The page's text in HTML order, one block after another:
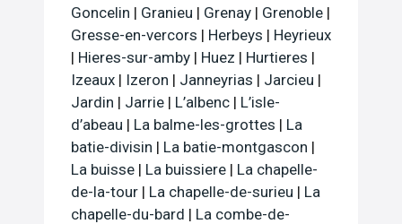
Goncelin | Granieu | Grenay | Grenoble |
Gresse-en-vercors | Herbeys | Heyrieux
| Hieres-sur-amby | Huez | Hurtieres |
Izeaux | Izeron | Janneyrias | Jarcieu |
Jardin | Jarrie | L’albenc | L’isle-
d’abeau | La balme-les-grottes | La
batie-divisin | La batie-montgascon |
La buisse | La buissiere | La chapelle-
de-la-tour | La chapelle-de-surieu | La
chapelle-du-bard | La combe-de-